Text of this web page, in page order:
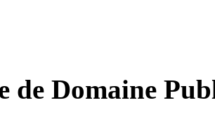
de Domaine